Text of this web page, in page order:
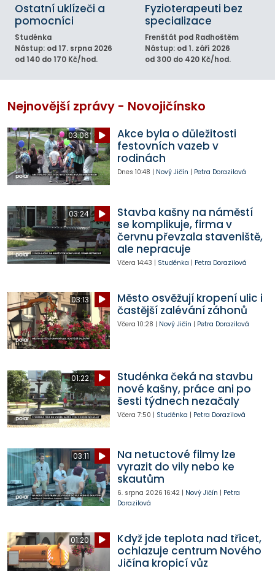
Ostatní uklízeči a
pomocníci
Studénka
Nástup: od 17. srpna 2026
od 140 do 170 Kč/hod.
Fyzioterapeuti bez
specializace
Frenštát pod Radhoštěm
Nástup: od 1. září 2026
od 300 do 420 Kč/hod.
Nejnovější zprávy - Novojičínsko
03:06
Akce byla o důležitosti
festovních vazeb v
rodinách
Dnes 10:48 | Nový Jičín | Petra Dorazilová
03:24
Stavba kašny na náměstí
se komplikuje, firma v
červnu převzala staveniště,
ale nepracuje
Včera 14:43 | Studénka | Petra Dorazilová
03:13
Město osvěžují kropení ulic i
častější zalévání záhonů
Včera 10:28 | Nový Jičín | Petra Dorazilová
01:22
Studénka čeká na stavbu
nové kašny, práce ani po
šesti týdnech nezačaly
Včera 7:50 | Studénka | Petra Dorazilová
03:11
Na netuctové filmy lze
vyrazit do vily nebo ke
skautům
6. srpna 2026 16:42| Nový Jičín | Petra
Dorazilová
01:20
Když jde teplota nad třicet,
ochlazuje centrum Nového
Jičína kropicí vůz